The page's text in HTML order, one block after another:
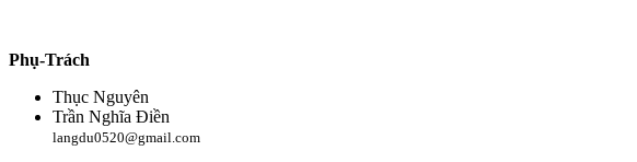
Phụ-Trách
Thục Nguyên
Trần Nghĩa Điền
langdu0520@gmail.com